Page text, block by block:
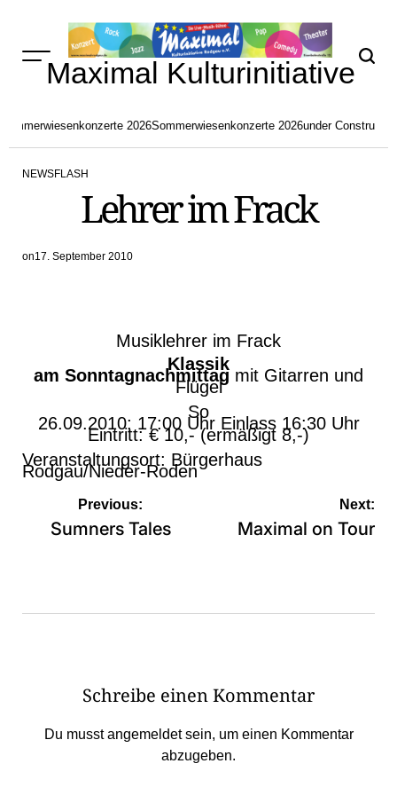
to
content
Maximal Kulturinitiative
2026Sommerwiesenkonzerte 2026under
POSTED
NEWSFLASH
Lehrer im Frack
on17. September 2010
Musiklehrer im Frack
Klassik
am Sonntagnachmittag mit Gitarren und
Flügel
So
26.09.2010; 17:00 Uhr Einlass 16:30 Uhr
Eintritt: € 10,- (ermäßigt 8,-)
Veranstaltungsort: Bürgerhaus
Rodgau/Nieder-Roden
Beitragsnavigation
Previous:
Sumners Tales
Next:
Maximal on Tour
Schreibe einen Kommentar
Du musstangemeldetsein, um einen Kommentar
abzugeben.